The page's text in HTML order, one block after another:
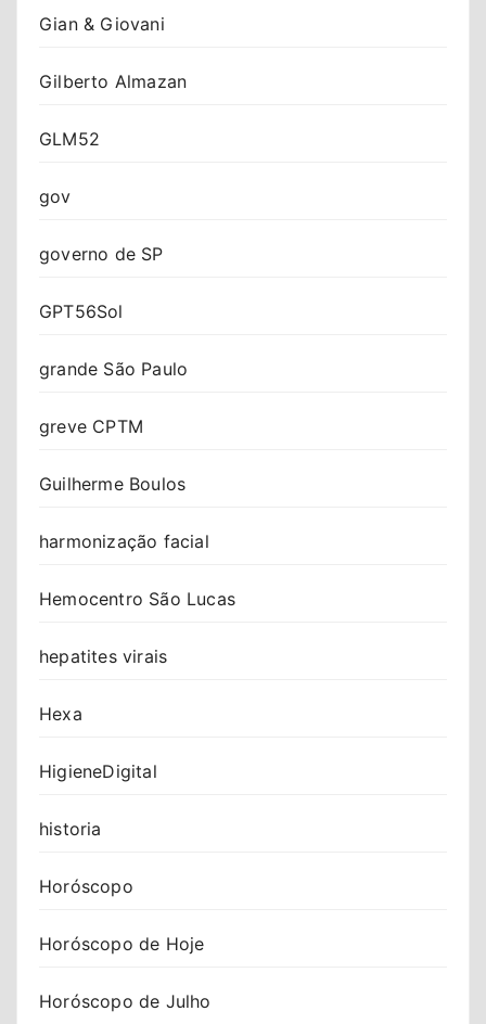
Gian & Giovani
Gilberto Almazan
GLM52
gov
governo de SP
GPT56Sol
grande São Paulo
greve CPTM
Guilherme Boulos
harmonização facial
Hemocentro São Lucas
hepatites virais
Hexa
HigieneDigital
historia
Horóscopo
Horóscopo de Hoje
Horóscopo de Julho